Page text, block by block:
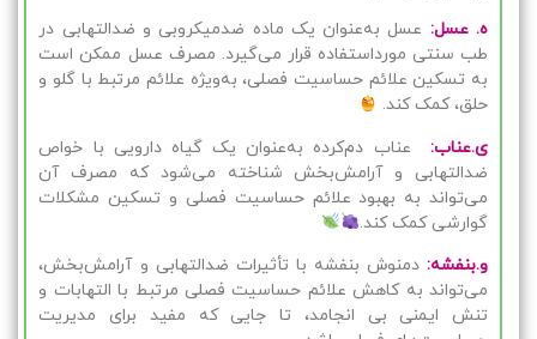
ه. عسل:عسل به‌عنوان یک ماده ضدمیکروبی و ضدالتهابی در
طب سنتی مورداستفاده قرار می‌گیرد. مصرف عسل ممکن است
به تسکین علائم حساسیت فصلی، به‌ویژه علائم مرتبط با گلو و
حلق، کمک کند.
ی.عناب:
عناب دم‌کرده به‌عنوان یک گیاه دارویی با خواص
ضدالتهابی و آرامش‌بخش شناخته می‌شود که مصرف آن
می‌تواند به بهبود علائم حساسیت فصلی و تسکین مشکلات
گوارشی کمک کند.
و.بنفشه:دمنوش بنفشه با تأثیرات ضدالتهابی و آرامش‌بخش،
می‌تواند به کاهش علائم حساسیت فصلی مرتبط با التهابات و
تنش ایمنی بی انجامد، تا جایی که مفید برای مدیریت